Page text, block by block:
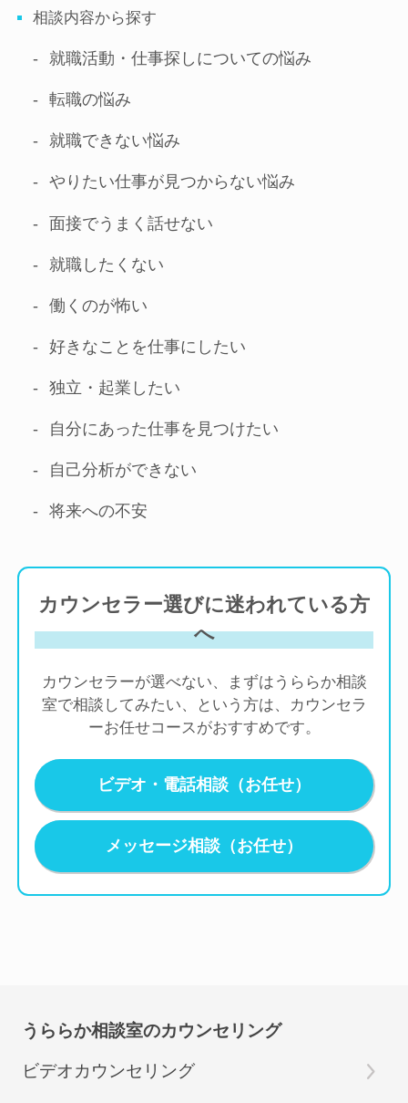
相談内容から探す
就職活動・仕事探しについての悩み
転職の悩み
就職できない悩み
やりたい仕事が見つからない悩み
面接でうまく話せない
就職したくない
働くのが怖い
好きなことを仕事にしたい
独立・起業したい
自分にあった仕事を見つけたい
自己分析ができない
将来への不安
カウンセラー選びに迷われている方
へ
カウンセラーが選べない、まずはうららか相談
室で相談してみたい、という方は、カウンセラ
ーお任せコースがおすすめです。
ビデオ・電話相談（お任せ）
メッセージ相談（お任せ）
うららか相談室のカウンセリング
ビデオカウンセリング